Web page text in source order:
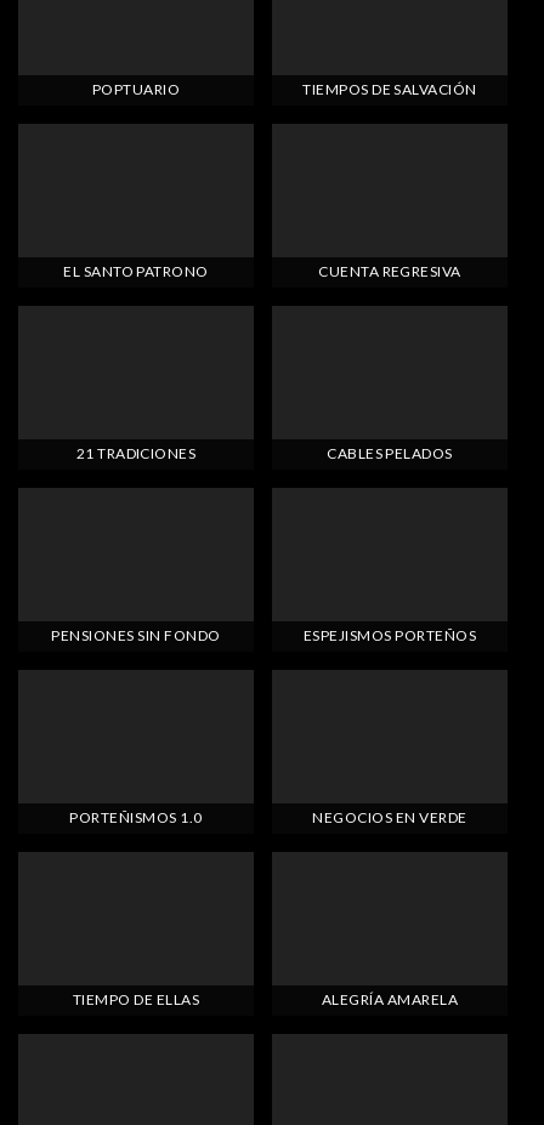
POPTUARIO TIEMPOS DE SALVACIÓN
EL SANTO PATRONO CUENTA REGRESIVA
21 TRADICIONES CABLES PELADOS
PENSIONES SIN FONDO ESPEJISMOS PORTEÑOS
PORTEÑISMOS 1.0 NEGOCIOS EN VERDE
TIEMPO DE ELLAS ALEGRÍA AMARELA